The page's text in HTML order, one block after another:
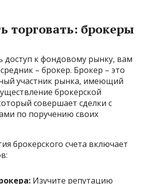
торговать: брокеры
доступ к фондовому рынку, вам
– брокер. Брокер – это
участник рынка, имеющий
брокерской
совершает сделки с
по поручению своих
брокерского счета включает
Изучите репутацию